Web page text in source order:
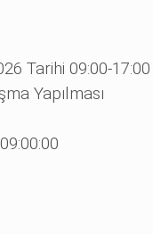
Tarihi 09:00-17:00
Yapılması